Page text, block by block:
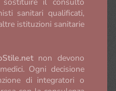
sanitari qualificati,
istituzioni sanitarie
non devono
Ogni decisione
di integratori o